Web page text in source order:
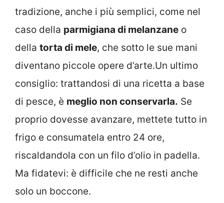
tradizione, anche i più semplici, come nel
caso della parmigiana di melanzane o
della torta di mele, che sotto le sue mani
diventano piccole opere d’arte.Un ultimo
consiglio: trattandosi di una ricetta a base
di pesce, è meglio non conservarla. Se
proprio dovesse avanzare, mettete tutto in
frigo e consumatela entro 24 ore,
riscaldandola con un filo d’olio in padella.
Ma fidatevi: è difficile che ne resti anche
solo un boccone.